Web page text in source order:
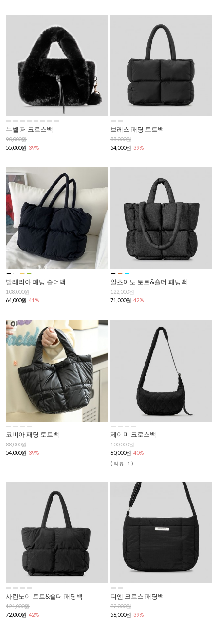
누벨 퍼 크로스백
90,000원
55,000원 39%
브레스 패딩 토트백
88,000원
54,000원 39%
발레리아 패딩 숄더백
108,000원
64,000원 41%
알초이노 토트&숄더 패딩백
122,000원
71,000원 42%
코비아 패딩 토트백
88,000원
54,000원 39%
제이미 크로스백
100,000원
60,000원 40%
( 리뷰 : 1 )
사란노이 토트&숄더 패딩백
124,000원
72,000원 42%
디엔 크로스 패딩백
92,000원
56,000원 39%